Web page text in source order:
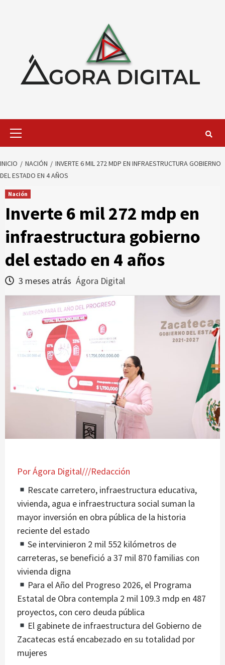
INICIO NACIÓN
INVERTE 6 MIL 272 MDP EN INFRAESTRUCTURA GOBIERNO
DEL ESTADO EN 4 AÑOS
Nación
Inverte 6 mil 272 mdp en
infraestructura gobierno
del estado en 4 años
3 meses atrás Ágora Digital
Por Ágora Digital///Redacción
Rescate carretero, infraestructura educativa,
vivienda, agua e infraestructura social suman la
mayor inversión en obra pública de la historia
reciente del estado
Se intervinieron 2 mil 552 kilómetros de
carreteras, se benefició a 37 mil 870 familias con
vivienda digna
Para el Año del Progreso 2026, el Programa
Estatal de Obra contempla 2 mil 109.3 mdp en 487
proyectos, con cero deuda pública
El gabinete de infraestructura del Gobierno de
Zacatecas está encabezado en su totalidad por
mujeres